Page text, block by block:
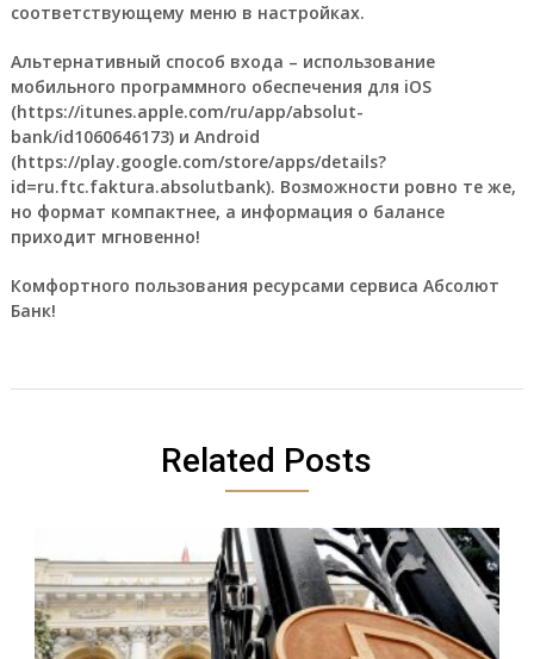
соответствующему меню в настройках.
Альтернативный способ входа – использование
мобильного программного обеспечения для iOS
(https://itunes.apple.com/ru/app/absolut-
bank/id1060646173) и Android
(https://play.google.com/store/apps/details?
id=ru.ftc.faktura.absolutbank). Возможности ровно те же,
но формат компактнее, а информация о балансе
приходит мгновенно!
Комфортного пользования ресурсами сервиса Абсолют
Банк!
Related Posts